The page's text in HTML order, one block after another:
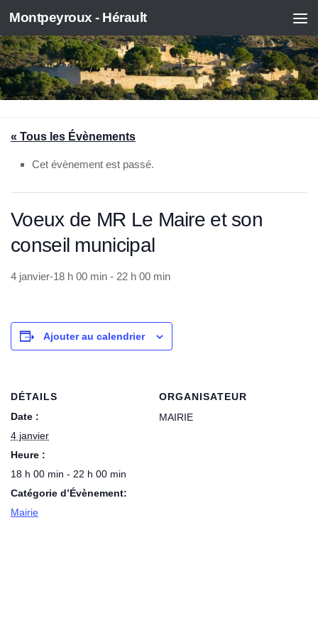
Skip to content
Montpeyroux - Hérault
« Tous les Évènements
Cet évènement est passé.
Voeux de MR Le Maire et son
conseil municipal
4 janvier-18 h 00 min - 22 h 00 min
Ajouter au calendrier
DÉTAILS
Date :
4 janvier
Heure :
18 h 00 min - 22 h 00 min
Catégorie d’Évènement:
Mairie
ORGANISATEUR
MAIRIE